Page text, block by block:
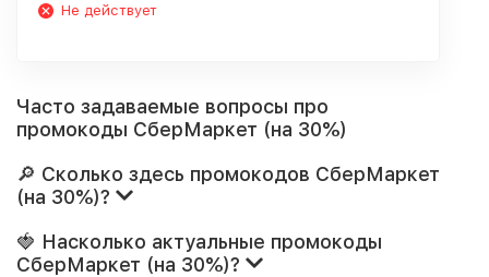
Не действует
Часто задаваемые вопросы про
промокоды СберМаркет (на 30%)
🔎 Сколько здесь промокодов СберМаркет
(на 30%)?
🍓 Насколько актуальные промокоды
СберМаркет (на 30%)?